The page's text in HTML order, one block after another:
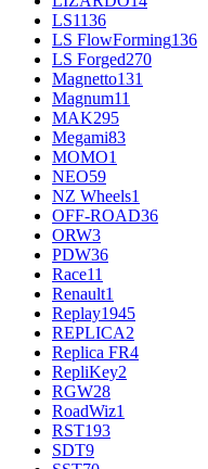
LS1136
LS FlowForming136
LS Forged270
Magnetto131
Magnum11
MAK295
Megami83
MOMO1
NEO59
NZ Wheels1
OFF-ROAD36
ORW3
PDW36
Race11
Renault1
Replay1945
REPLICA2
Replica FR4
RepliKey2
RGW28
RoadWiz1
RST193
SDT9